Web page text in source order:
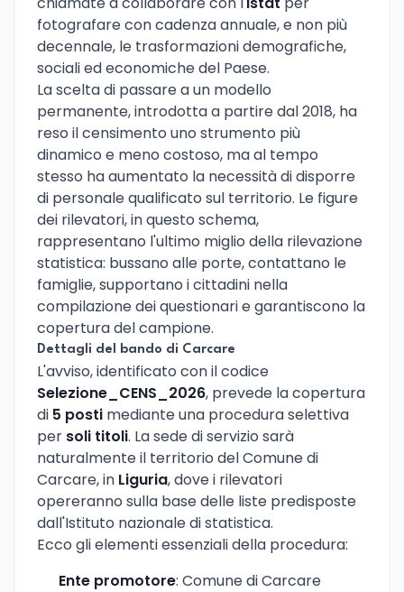
fotografare con cadenza annuale, e non più
decennale, le trasformazioni demografiche,
sociali ed economiche del Paese.
La scelta di passare a un modello
permanente, introdotta a partire dal 2018, ha
reso il censimento uno strumento più
dinamico e meno costoso, ma al tempo
stesso ha aumentato la necessità di disporre
di personale qualificato sul territorio. Le figure
dei rilevatori, in questo schema,
rappresentano l'ultimo miglio della rilevazione
statistica: bussano alle porte, contattano le
famiglie, supportano i cittadini nella
compilazione dei questionari e garantiscono la
copertura del campione.
Dettagli del bando di Carcare
L'avviso, identificato con il codice
Selezione_CENS_2026, prevede la copertura
di 5 posti mediante una procedura selettiva
per soli titoli. La sede di servizio sarà
naturalmente il territorio del Comune di
Carcare, in Liguria, dove i rilevatori
opereranno sulla base delle liste predisposte
dall'Istituto nazionale di statistica.
Ecco gli elementi essenziali della procedura:
Ente promotore: Comune di Carcare